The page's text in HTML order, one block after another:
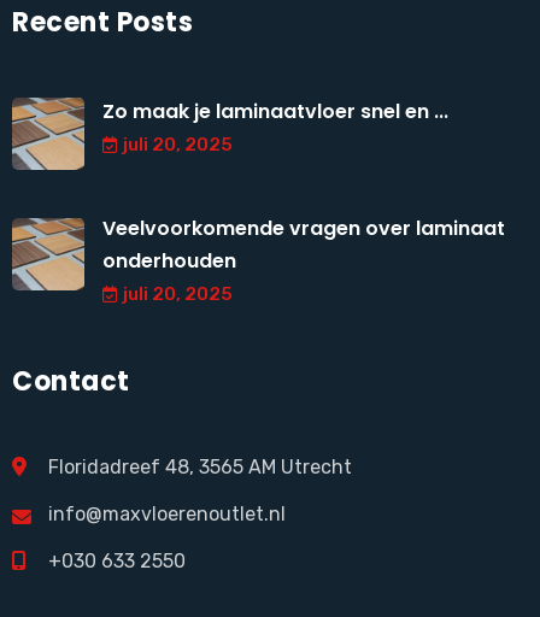
Recent Posts
Zo maak je laminaatvloer snel en ...
juli 20, 2025
Veelvoorkomende vragen over laminaat
onderhouden
juli 20, 2025
Contact
Floridadreef 48, 3565 AM Utrecht
info@maxvloerenoutlet.nl
+030 633 2550